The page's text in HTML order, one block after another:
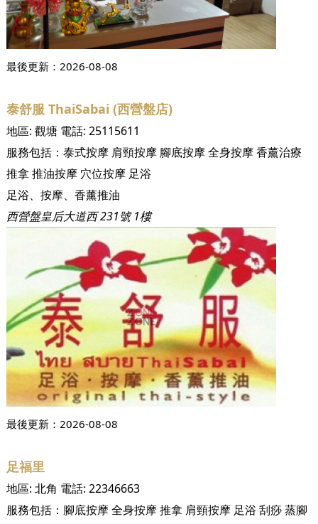
最後更新： 2026-08-08
泰舒服 ThaiSabai (西營盤店)
地區: 觀塘電話: 25115611
服務包括： 泰式按摩 肩頸按摩 腳底按摩全身按摩香薰治療
推拿推油按摩 穴位按摩 足浴
足浴、按摩、香薰推油
西營盤皇后大道西 231號 1樓
最後更新： 2026-08-08
足福里
地區: 北角 電話: 22346663
服務包括： 腳底按摩全身按摩推拿 肩頸按摩 足浴 刮痧蒸腳